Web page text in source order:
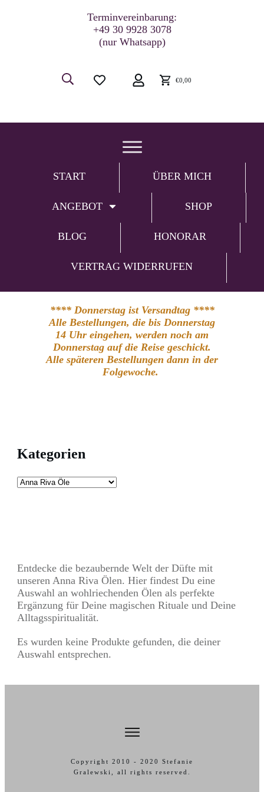
Terminvereinbarung:
+49 30 9928 3078
(nur Whatsapp)
€0,00
START ÜBER MICH
ANGEBOT SHOP
BLOG HONORAR
VERTRAG WIDERRUFEN
**** Donnerstag ist Versandtag ****
Alle Bestellungen, die bis Donnerstag
14 Uhr eingehen, werden noch am
Donnerstag auf die Reise geschickt.
Alle späteren Bestellungen dann in der
Folgewoche.
Kategorien
Entdecke die bezaubernde Welt der Düfte mit
unseren Anna Riva Ölen. Hier findest Du eine
Auswahl an wohlriechenden Ölen als perfekte
Ergänzung für Deine magischen Rituale und Deine
Alltagsspiritualität.
Es wurden keine Produkte gefunden, die deiner
Auswahl entsprechen.
Copyright 2010 - 2020
Stefanie
Gralewski
, all rights reserved.